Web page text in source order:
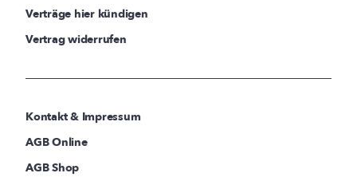
Verträge hier kündigen
Vertrag widerrufen
Kontakt & Impressum
AGB Online
AGB Shop